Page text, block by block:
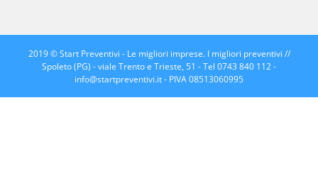
2019 © Start Preventivi - Le migliori imprese. I migliori preventivi //
Spoleto (PG) - viale Trento e Trieste, 51 - Tel 0743 840 112 -
info@startpreventivi.it- PIVA 08513060995